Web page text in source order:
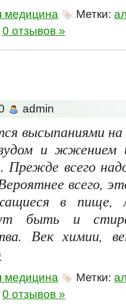
медицина Метки:
0 отзывов »
admin
высыпаниями
и
Прежде всего
всего,
в пище,
быть и
Век химии,
медицина Метки:
0 отзывов »